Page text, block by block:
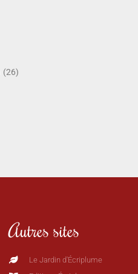
(26)
Autres sites
Le Jardin d'Écriplume